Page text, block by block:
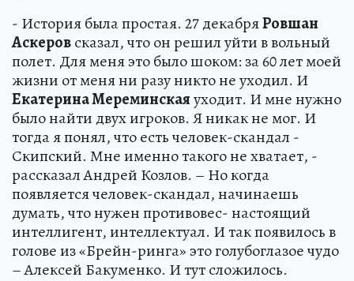
- История была простая. 27 декабряРовшан
Аскеровсказал, что он решил уйти в вольный
полет. Для меня это было шоком: за 60 лет моей
жизни от меня ни разу никто не уходил. И
Екатерина Мереминскаяуходит. И мне нужно
было найти двух игроков. Я никак не мог. И
тогда я понял, что есть человек-скандал -
Скипский. Мне именно такого не хватает, -
рассказал Андрей Козлов. – Но когда
появляется человек-скандал, начинаешь
думать, что нужен противовес- настоящий
интеллигент, интеллектуал. И так появилось в
голове из «Брейн-ринга» это голубоглазое чудо
– Алексей Бакуменко. И тут сложилось.